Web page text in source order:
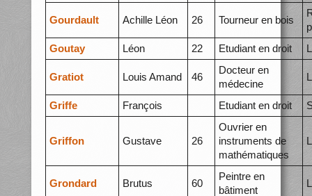
Gourdault Achille Léon 26 Tourneur en bois
Goutay
Léon 22 Etudiant en droit
Gratiot Louis Amand 46
Docteur en
médecine
Griffe François Etudiant en droit
Griffon Gustave 26
Ouvrier en
instruments de
mathématiques
Grondard Brutus 60
Peintre en
bâtiment